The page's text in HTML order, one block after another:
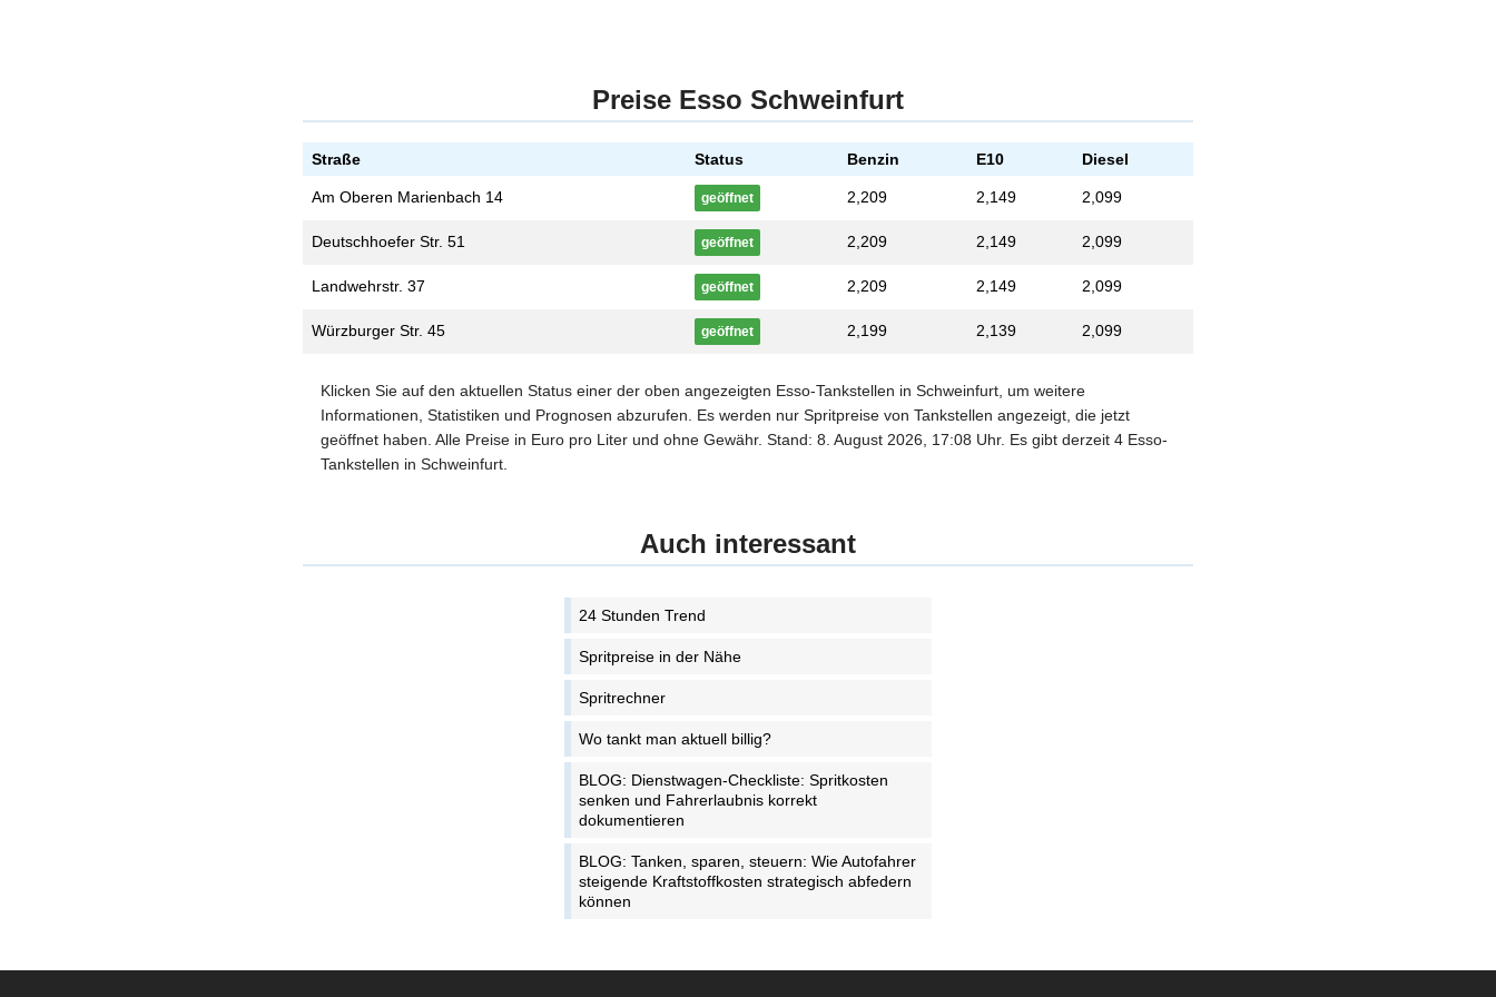
Preise Esso Schweinfurt
Straße Status Benzin E10 Diesel
Am Oberen Marienbach 14 geöffnet 2,209 2,149 2,099
Deutschhoefer Str. 51 geöffnet 2,209 2,149 2,099
Landwehrstr. 37 geöffnet 2,209 2,149 2,099
Würzburger Str. 45 geöffnet 2,199 2,139 2,099
Klicken Sie auf den aktuellen Status einer der oben angezeigten Esso-Tankstellen in Schweinfurt, um weitere
Informationen, Statistiken und Prognosen abzurufen. Es werden nur Spritpreise von Tankstellen angezeigt, die jetzt
geöffnet haben. Alle Preise in Euro pro Liter und ohne Gewähr. Stand: 8. August 2026, 17:08 Uhr. Es gibt derzeit 4 Esso-
Tankstellen in Schweinfurt.
Auch interessant
24 Stunden Trend
Spritpreise in der Nähe
Spritrechner
Wo tankt man aktuell billig?
BLOG: Dienstwagen-Checkliste: Spritkosten
senken und Fahrerlaubnis korrekt
dokumentieren
BLOG: Tanken, sparen, steuern: Wie Autofahrer
steigende Kraftstoffkosten strategisch abfedern
können